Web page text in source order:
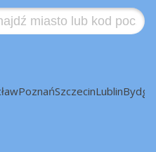
PoznańSzczecinLublin